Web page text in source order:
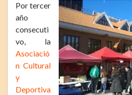
Por tercer
año
consecuti
vo, la
Asociació
n Cultural
y
Deportiva